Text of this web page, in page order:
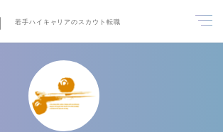
若手ハイキャリアのスカウト転職